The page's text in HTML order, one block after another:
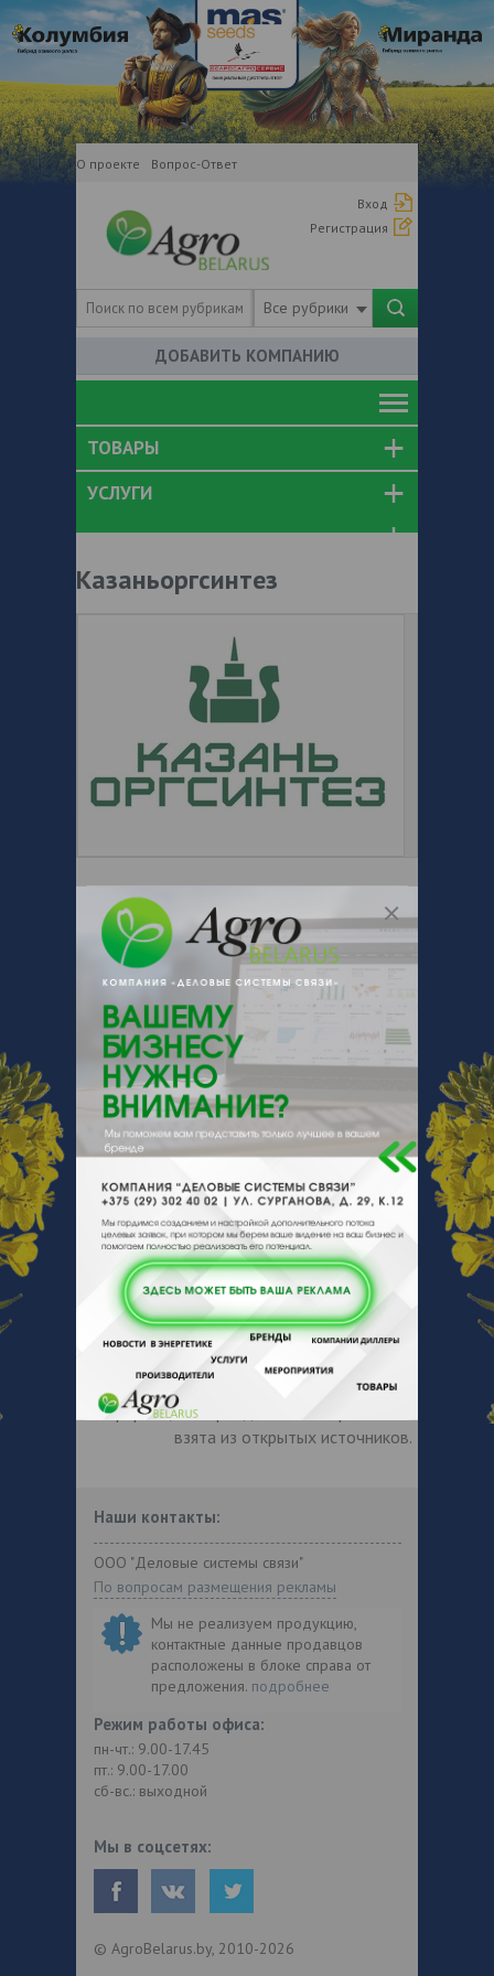
О проекте Вопрос-Ответ
Вход
Регистрация
Все рубрики
ДОБАВИТЬ КОМПАНИЮ
ТОВАРЫ
УСЛУГИ
Казаньоргсинтез
https://www.sibur.ru/kazanorgsintez/ru/
О производителе
О компании
Российская химическая компания и
одноимённое химическое предприятие.
публичное акционерное общество
«Органический синтез». Входит в холдинг
«Сибур». Основное производство
расположено в Казани.
Казаньоргсинтез производит
современные, качественные и экологичные
материалы, востребованные в 36 странах
мира: Полимеры и сополимеры этилена.
Информация о бренде «Казаньоргсинтез»
взята из открытых источников.
Наши контакты:
ООО "Деловые системы связи"
По вопросам размещения рекламы
Мы не реализуем продукцию,
контактные данные продавцов
расположены в блоке справа от
предложения. подробнее
Режим работы офиса:
пн-чт.: 9.00-17.45
пт.: 9.00-17.00
сб-вс.: выходной
Мы в соцсетях:
© AgroBelarus.by, 2010-2026